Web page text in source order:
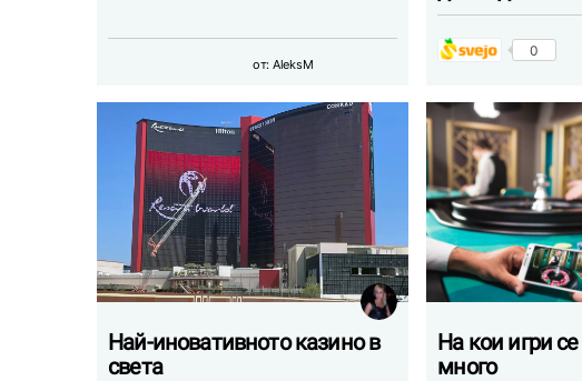
от: AleksM
0
Най-иновативното казино в
света
На кои игри
много